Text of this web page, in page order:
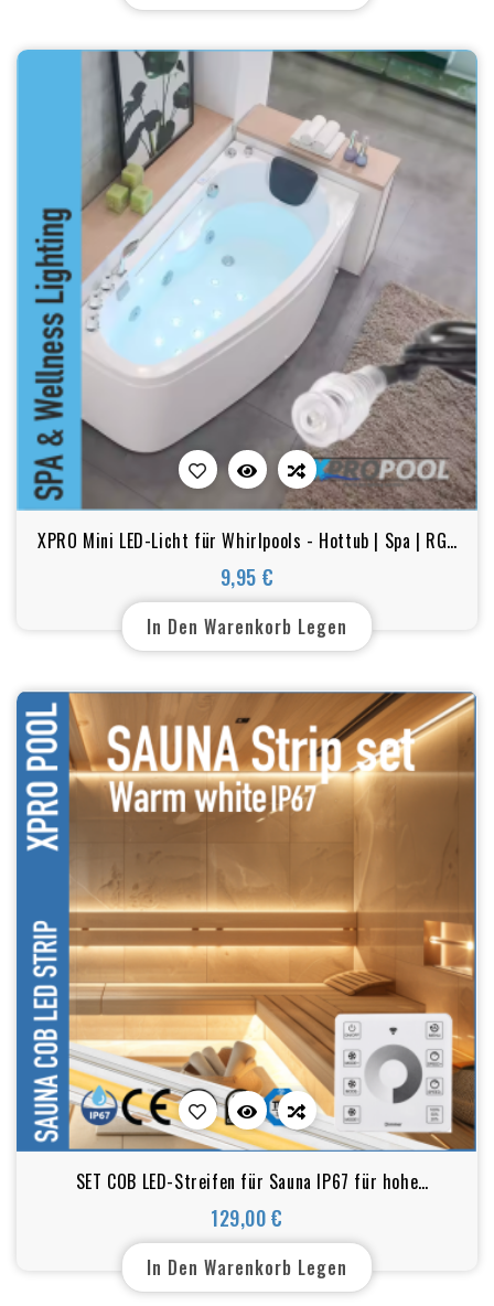
XPRO Mini LED-Licht für Whirlpools - Hottub | Spa | RGB
| 17-37mm
9,95 €
Preis
In Den Warenkorb Legen
SET COB LED-Streifen für Sauna IP67 für hohe
Temperaturen & und feuchte Umgebungen bis zu 105 C
129,00 €
Preis
In Den Warenkorb Legen